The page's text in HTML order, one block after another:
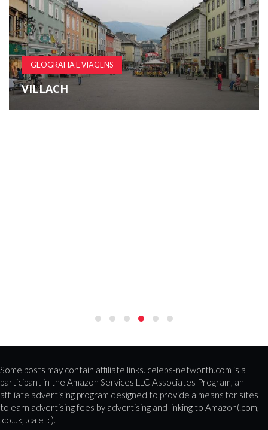
GEOGRAFIA E VIAGENS
VILLACH
Some posts may contain affiliate links. celebs-networth.com is a
participant in the Amazon Services LLC Associates Program, an
affiliate advertising program designed to provide a means for sites
to earn advertising fees by advertising and linking to Amazon(.com,
.co.uk, .ca etc).